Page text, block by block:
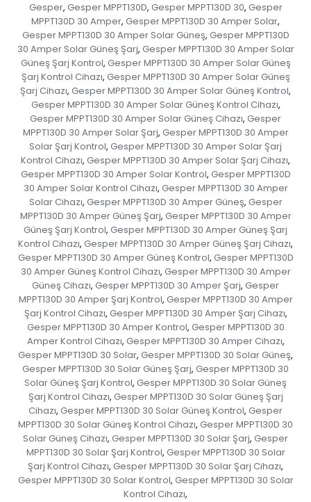
Gesper, Gesper MPPT130D, Gesper MPPT130D 30, Gesper
MPPT130D 30 Amper, Gesper MPPT130D 30 Amper Solar,
Gesper MPPT130D 30 Amper Solar Güneş, Gesper MPPT130D
30 Amper Solar Güneş Şarj, Gesper MPPT130D 30 Amper Solar
Güneş Şarj Kontrol, Gesper MPPT130D 30 Amper Solar Güneş
Şarj Kontrol Cihazı, Gesper MPPT130D 30 Amper Solar Güneş
Şarj Cihazı, Gesper MPPT130D 30 Amper Solar Güneş Kontrol,
Gesper MPPT130D 30 Amper Solar Güneş Kontrol Cihazı,
Gesper MPPT130D 30 Amper Solar Güneş Cihazı, Gesper
MPPT130D 30 Amper Solar Şarj, Gesper MPPT130D 30 Amper
Solar Şarj Kontrol, Gesper MPPT130D 30 Amper Solar Şarj
Kontrol Cihazı, Gesper MPPT130D 30 Amper Solar Şarj Cihazı,
Gesper MPPT130D 30 Amper Solar Kontrol, Gesper MPPT130D
30 Amper Solar Kontrol Cihazı, Gesper MPPT130D 30 Amper
Solar Cihazı, Gesper MPPT130D 30 Amper Güneş, Gesper
MPPT130D 30 Amper Güneş Şarj, Gesper MPPT130D 30 Amper
Güneş Şarj Kontrol, Gesper MPPT130D 30 Amper Güneş Şarj
Kontrol Cihazı, Gesper MPPT130D 30 Amper Güneş Şarj Cihazı,
Gesper MPPT130D 30 Amper Güneş Kontrol, Gesper MPPT130D
30 Amper Güneş Kontrol Cihazı, Gesper MPPT130D 30 Amper
Güneş Cihazı, Gesper MPPT130D 30 Amper Şarj, Gesper
MPPT130D 30 Amper Şarj Kontrol, Gesper MPPT130D 30 Amper
Şarj Kontrol Cihazı, Gesper MPPT130D 30 Amper Şarj Cihazı,
Gesper MPPT130D 30 Amper Kontrol, Gesper MPPT130D 30
Amper Kontrol Cihazı, Gesper MPPT130D 30 Amper Cihazı,
Gesper MPPT130D 30 Solar, Gesper MPPT130D 30 Solar Güneş,
Gesper MPPT130D 30 Solar Güneş Şarj, Gesper MPPT130D 30
Solar Güneş Şarj Kontrol, Gesper MPPT130D 30 Solar Güneş
Şarj Kontrol Cihazı, Gesper MPPT130D 30 Solar Güneş Şarj
Cihazı, Gesper MPPT130D 30 Solar Güneş Kontrol, Gesper
MPPT130D 30 Solar Güneş Kontrol Cihazı, Gesper MPPT130D 30
Solar Güneş Cihazı, Gesper MPPT130D 30 Solar Şarj, Gesper
MPPT130D 30 Solar Şarj Kontrol, Gesper MPPT130D 30 Solar
Şarj Kontrol Cihazı, Gesper MPPT130D 30 Solar Şarj Cihazı,
Gesper MPPT130D 30 Solar Kontrol, Gesper MPPT130D 30 Solar
Kontrol Cihazı,